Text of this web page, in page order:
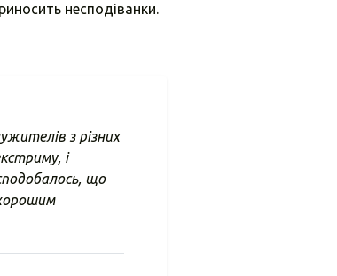
несподіванки.
з різних
і
що